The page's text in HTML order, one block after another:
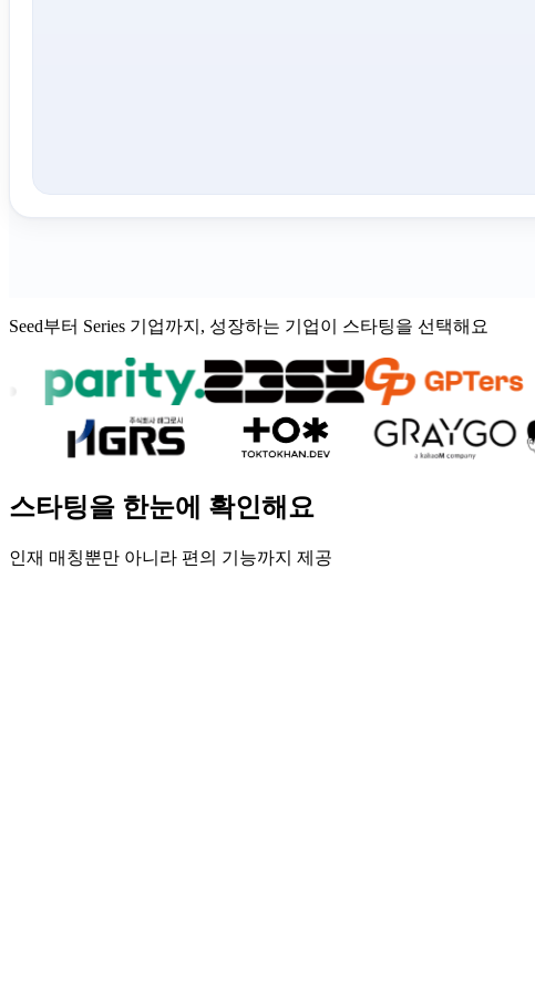
Seed부터 Series 기업까지, 성장하는 기업이 스타팅을 선택해요
스타팅을 한눈에 확인해요
인재 매칭뿐만 아니라 편의 기능까지 제공